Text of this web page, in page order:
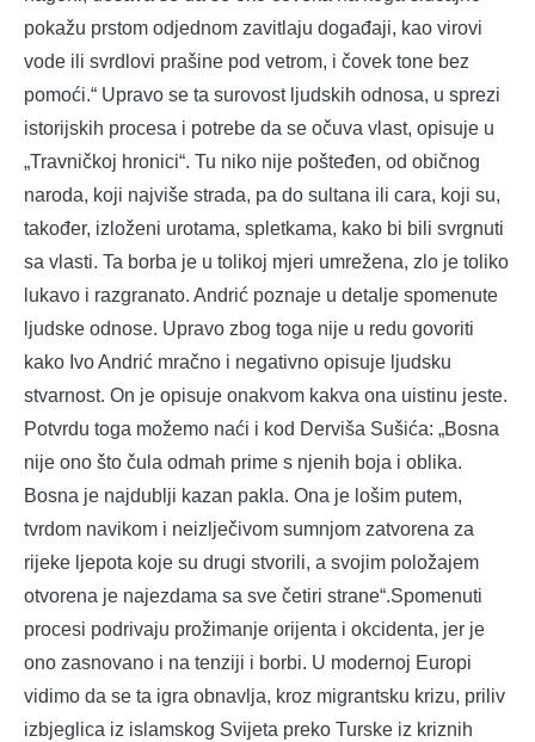
pokažu prstom odjednom zavitlaju događaji, kao virovi
vode ili svrdlovi prašine pod vetrom, i čovek tone bez
pomoći.“ Upravo se ta surovost ljudskih odnosa, u sprezi
istorijskih procesa i potrebe da se očuva vlast, opisuje u
„Travničkoj hronici“. Tu niko nije pošteđen, od običnog
naroda, koji najviše strada, pa do sultana ili cara, koji su,
također, izloženi urotama, spletkama, kako bi bili svrgnuti
sa vlasti. Ta borba je u tolikoj mjeri umrežena, zlo je toliko
lukavo i razgranato. Andrić poznaje u detalje spomenute
ljudske odnose. Upravo zbog toga nije u redu govoriti
kako Ivo Andrić mračno i negativno opisuje ljudsku
stvarnost. On je opisuje onakvom kakva ona uistinu jeste.
Potvrdu toga možemo naći i kod Derviša Sušića: „Bosna
nije ono što čula odmah prime s njenih boja i oblika.
Bosna je najdublji kazan pakla. Ona je lošim putem,
tvrdom navikom i neizlječivom sumnjom zatvorena za
rijeke ljepota koje su drugi stvorili, a svojim položajem
otvorena je najezdama sa sve četiri strane“.Spomenuti
procesi podrivaju prožimanje orijenta i okcidenta, jer je
ono zasnovano i na tenziji i borbi. U modernoj Europi
vidimo da se ta igra obnavlja, kroz migrantsku krizu, priliv
izbjeglica iz islamskog Svijeta preko Turske iz kriznih